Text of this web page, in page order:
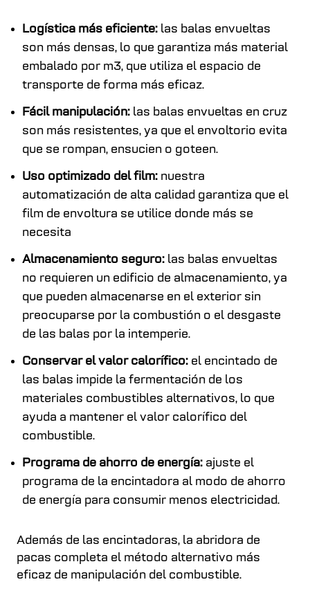
Logística más eficiente: las balas envueltas
son más densas, lo que garantiza más material
embalado por m3, que utiliza el espacio de
transporte de forma más eficaz.
Fácil manipulación: las balas envueltas en cruz
son más resistentes, ya que el envoltorio evita
que se rompan, ensucien o goteen.
Uso optimizado del film: nuestra
automatización de alta calidad garantiza que el
film de envoltura se utilice donde más se
necesita
Almacenamiento seguro: las balas envueltas
no requieren un edificio de almacenamiento, ya
que pueden almacenarse en el exterior sin
preocuparse por la combustión o el desgaste
de las balas por la intemperie.
Conservar el valor calorífico: el encintado de
las balas impide la fermentación de los
materiales combustibles alternativos, lo que
ayuda a mantener el valor calorífico del
combustible.
Programa de ahorro de energía: ajuste el
programa de la encintadora al modo de ahorro
de energía para consumir menos electricidad.
Además de las encintadoras, la abridora de
pacas completa el método alternativo más
eficaz de manipulación del combustible.